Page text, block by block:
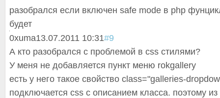
разобрался если включен safe mode в php
будет
0xuma13.07.2011 10:31#9
А кто разобрался с проблемой в css стилями?
У меня не добавляется пункт меню rokgallery
есть у него такое свойство class="galleries-
подключается css с описанием класса. поэтому